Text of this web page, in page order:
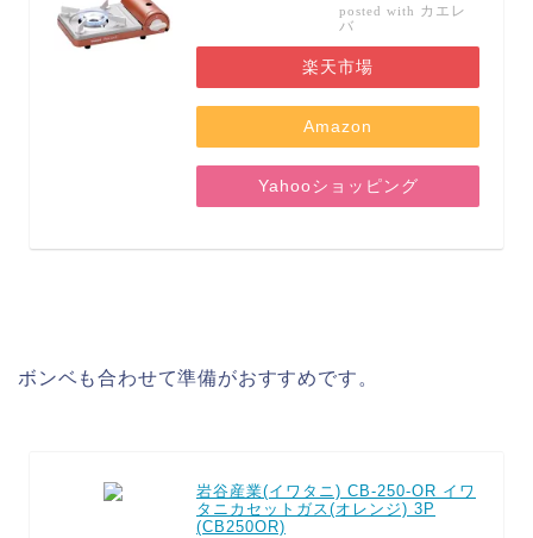
posted with カエレ
バ
楽天市場
Amazon
Yahooショッピング
ボンベも合わせて準備がおすすめです。
岩谷産業(イワタニ) CB-250-OR イワ
タニカセットガス(オレンジ) 3P
(CB250OR)